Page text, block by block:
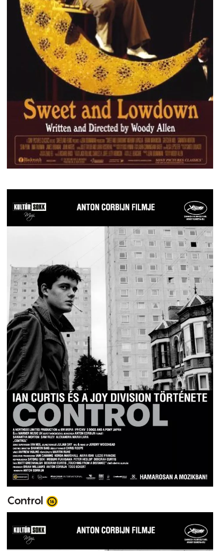
Control